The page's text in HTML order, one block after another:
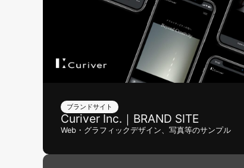
ブランドサイト
Curiver Inc.｜BRAND SITE
Web・グラフィックデザイン、写真等のサンプル